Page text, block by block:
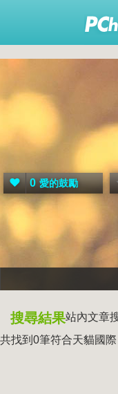
0 愛的鼓勵
搜尋結果站內文章
共找到0筆符合天貓國